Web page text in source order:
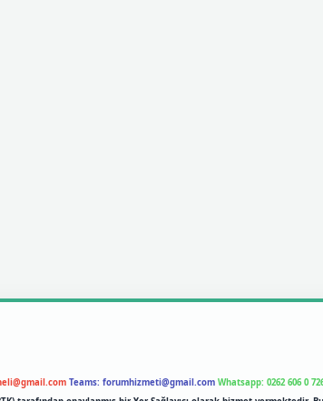
Teams: forumhizmeti@gmail.com Whatsapp: 0262 606 0